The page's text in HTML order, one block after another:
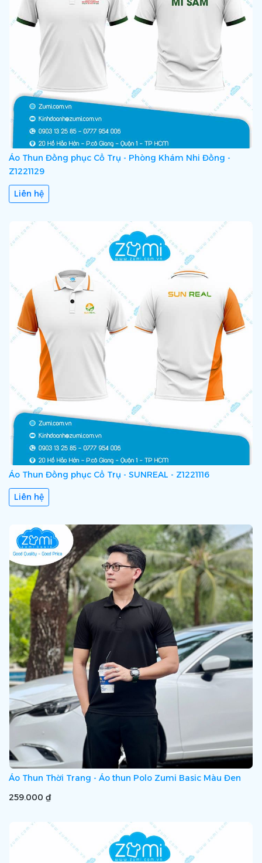
Áo Thun Đồng phục Cổ Trụ - Phòng Khám Nhi Đồng -
Z1221129
Liên hệ
Áo Thun Đồng phục Cổ Trụ - SUNREAL - Z1221116
Liên hệ
Áo Thun Thời Trang - Áo thun Polo Zumi Basic Màu Đen
259.000 ₫